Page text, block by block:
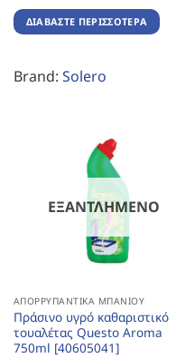
ΔΙΑΒΆΣΤΕ ΠΕΡΙΣΣΌΤΕΡΑ
Brand: Solero
ΕΞΑΝΤΛΗΜΈΝΟ
ΑΠΟΡΡΥΠΑΝΤΙΚΆ ΜΠΆΝΙΟΥ
Πράσινο υγρό καθαριστικό
τουαλέτας Questo Aroma
750ml [40605041]